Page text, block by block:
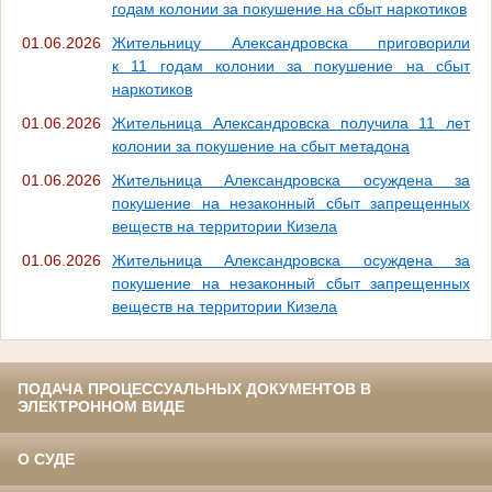
годам колонии за покушение на сбыт наркотиков
01.06.2026
Жительницу Александровска приговорили
к 11 годам колонии за покушение на сбыт
наркотиков
01.06.2026
Жительница Александровска получила 11 лет
колонии за покушение на сбыт метадона
01.06.2026
Жительница Александровска осуждена за
покушение на незаконный сбыт запрещенных
веществ на территории Кизела
01.06.2026
Жительница Александровска осуждена за
покушение на незаконный сбыт запрещенных
веществ на территории Кизела
ПОДАЧА ПРОЦЕССУАЛЬНЫХ ДОКУМЕНТОВ В
ЭЛЕКТРОННОМ ВИДЕ
О СУДЕ